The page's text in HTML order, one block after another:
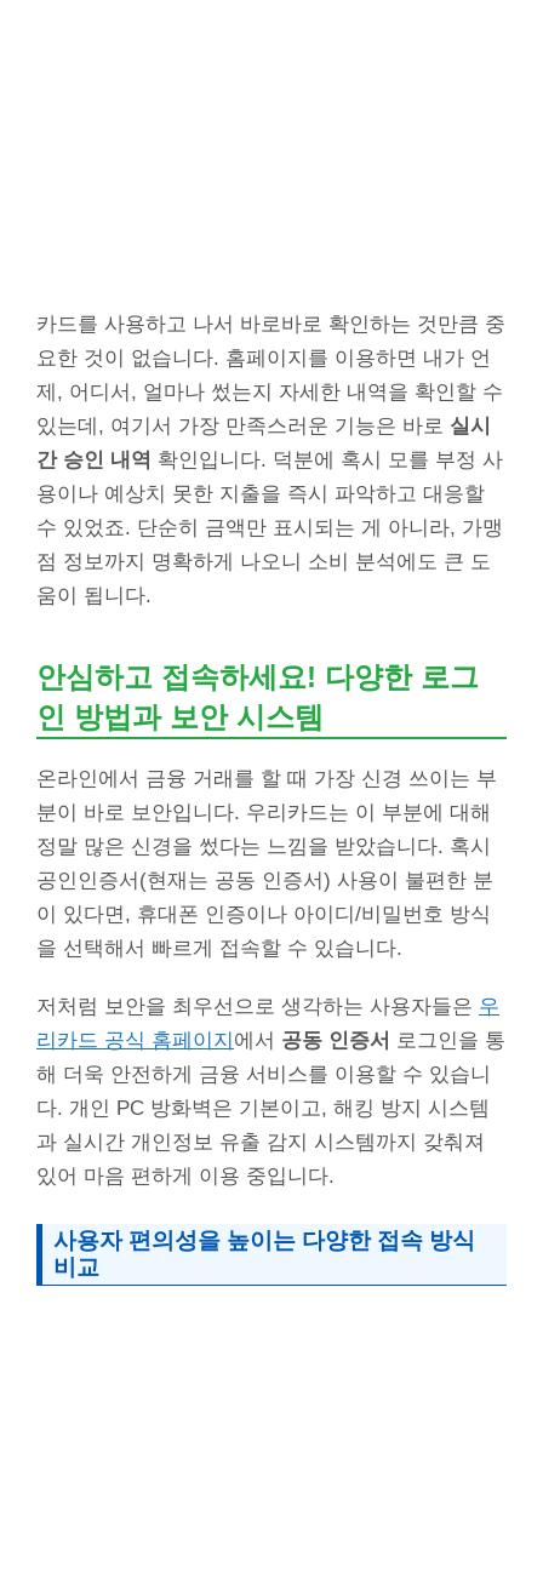
카드를 사용하고 나서 바로바로 확인하는 것만큼 중
요한 것이 없습니다. 홈페이지를 이용하면 내가 언
제, 어디서, 얼마나 썼는지 자세한 내역을 확인할 수
있는데, 여기서 가장 만족스러운 기능은 바로 실시
간 승인 내역 확인입니다. 덕분에 혹시 모를 부정 사
용이나 예상치 못한 지출을 즉시 파악하고 대응할
수 있었죠. 단순히 금액만 표시되는 게 아니라, 가맹
점 정보까지 명확하게 나오니 소비 분석에도 큰 도
움이 됩니다.
안심하고 접속하세요! 다양한 로그
인 방법과 보안 시스템
온라인에서 금융 거래를 할 때 가장 신경 쓰이는 부
분이 바로 보안입니다. 우리카드는 이 부분에 대해
정말 많은 신경을 썼다는 느낌을 받았습니다. 혹시
공인인증서(현재는 공동 인증서) 사용이 불편한 분
이 있다면, 휴대폰 인증이나 아이디/비밀번호 방식
을 선택해서 빠르게 접속할 수 있습니다.
저처럼 보안을 최우선으로 생각하는 사용자들은 우
리카드 공식 홈페이지 에서 공동 인증서 로그인을 통
해 더욱 안전하게 금융 서비스를 이용할 수 있습니
다. 개인 PC 방화벽은 기본이고, 해킹 방지 시스템
과 실시간 개인정보 유출 감지 시스템까지 갖춰져
있어 마음 편하게 이용 중입니다.
사용자 편의성을 높이는 다양한 접속 방식
비교